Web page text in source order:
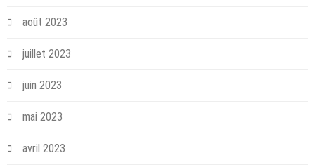
août 2023
juillet 2023
juin 2023
mai 2023
avril 2023